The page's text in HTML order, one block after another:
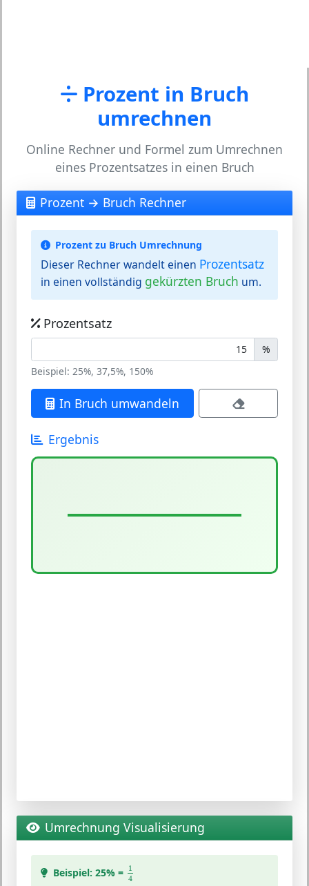
Prozent in Bruch
umrechnen
Online Rechner und Formel zum Umrechnen
eines Prozentsatzes in einen Bruch
Prozent → Bruch Rechner
Prozent zu Bruch Umrechnung
Dieser Rechner wandelt einen Prozentsatz
in einen vollständig gekürzten Bruch um.
Prozentsatz
%
Beispiel: 25%, 37,5%, 150%
In Bruch umwandeln
Ergebnis
Umrechnung Visualisierung
Beispiel: 25% = 1
4
1